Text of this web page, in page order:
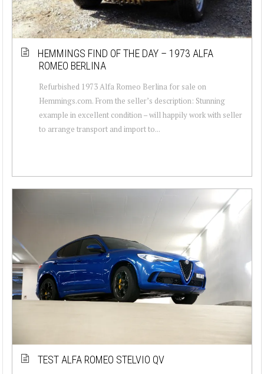
HEMMINGS FIND OF THE DAY – 1973 ALFA
ROMEO BERLINA
Refurbished 1973 Alfa Romeo Berlina for sale on
Hemmings.com. From the seller’s description: Stunning
example in excellent condition – will happily work with seller
to arrange transport and import to...
TEST ALFA ROMEO STELVIO QV